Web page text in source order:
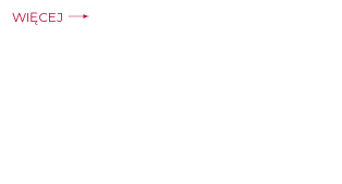
WIĘCEJ